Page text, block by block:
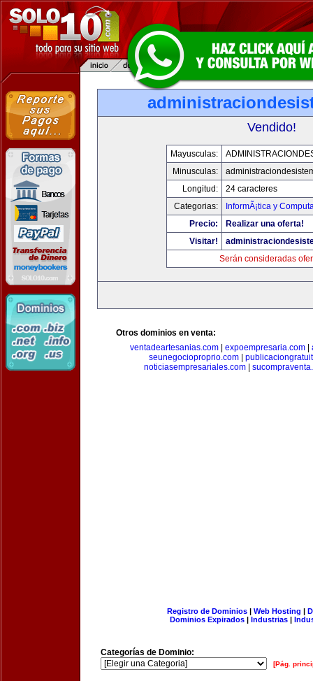
Vendido!
Mayusculas:
Minusculas:
Longitud:
24 caracteres
Categorias:
InformÃ¡tica y
Precio:
Realizar una oferta!
Visitar!
Serán consideradas
Otros dominios en venta:
ventadeartesanias.com| expoempresaria.com|
seunegocioproprio.com
noticiasempresariales.com|
Registro de Dominios| Web Hosting |
Dominios Expirados | Industrias |
Categorías de Dominio:
[Pág.